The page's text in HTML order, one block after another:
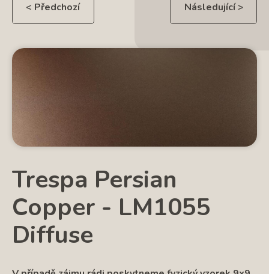
< Předchozí Následující >
Trespa Persian
Copper - LM1055
Diffuse